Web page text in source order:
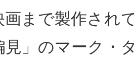
画まで製作され
見」のマーク・